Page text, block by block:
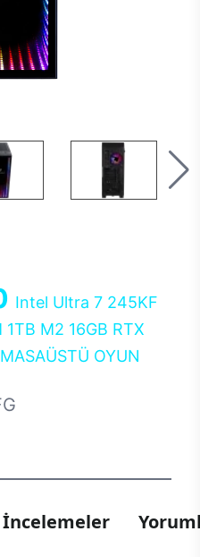
Intel Ultra 7 245KF
1TB M2 16GB RTX
OYUN
İncelemeler